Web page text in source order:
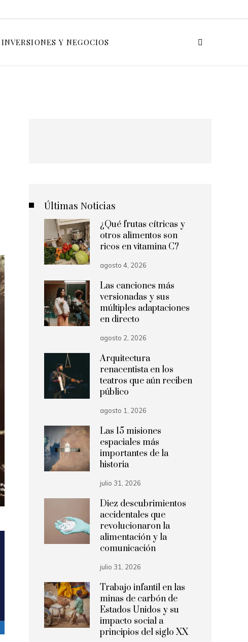
INVERSIONES Y NEGOCIOS
Últimas Noticias
¿Qué frutas cítricas y
otros alimentos son
ricos en vitamina C?
agosto 4, 2026
Las canciones más
versionadas y sus
múltiples adaptaciones
en directo
agosto 2, 2026
Arquitectura
renacentista en los
teatros que aún reciben
público
agosto 1, 2026
Las 15 misiones
espaciales más
importantes de la
historia
julio 31, 2026
Diez descubrimientos
accidentales que
revolucionaron la
alimentación y la
comunicación
julio 31, 2026
Trabajo infantil en las
minas de carbón de
Estados Unidos y su
impacto social a
principios del siglo XX